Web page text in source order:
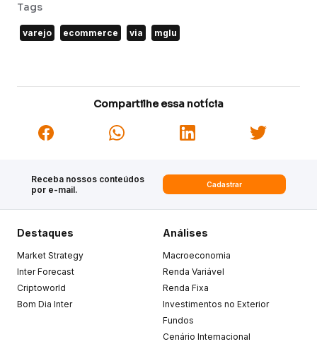
Tags
varejo ecommerce via mglu
Compartilhe essa notícia
Receba nossos conteúdos
por e-mail.
Cadastrar
Destaques
Market Strategy
Inter Forecast
Criptoworld
Bom Dia Inter
Análises
Macroeconomia
Renda Variável
Renda Fixa
Investimentos no Exterior
Fundos
Cenário Internacional